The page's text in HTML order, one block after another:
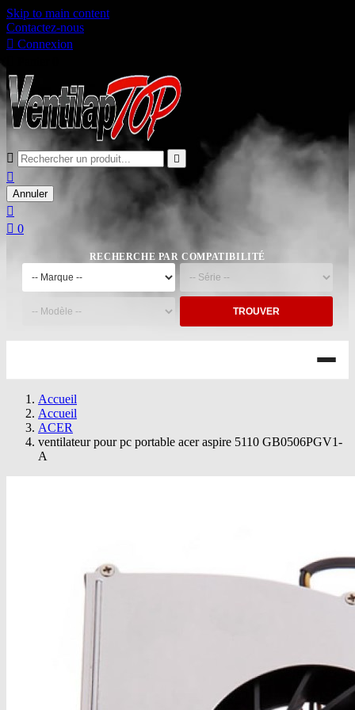
Skip to main content
Contactez-nous
 Connexion
 

Annuler

 0
RECHERCHE PAR COMPATIBILITÉ
TROUVER
Accueil
Accueil
ACER
ventilateur pour pc portable acer aspire 5110 GB0506PGV1-
A